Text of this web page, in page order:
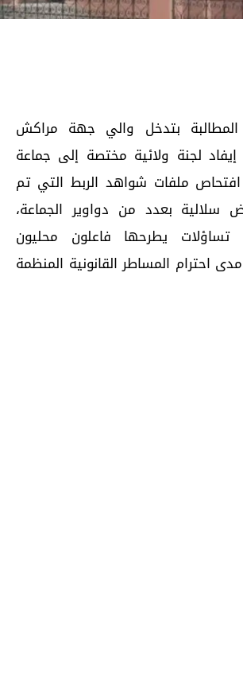
المطالبة بتدخل والي جهة مراكش
لجنة ولائية مختصة إلى جماعة
ملفات شواهد الربط التي تم
سلالية بعدد من دواوير الجماعة،
يطرحها فاعلون محليون
احترام المساطر القانونية المنظمة